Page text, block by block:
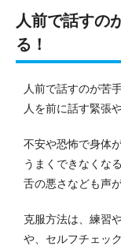
人前で話すの
る！
人前で話すのが苦
人を前に話す緊張
不安や恐怖で身体
うまくできなくな
舌の悪さなども声
克服方法は、練習
や、セルフチェッ